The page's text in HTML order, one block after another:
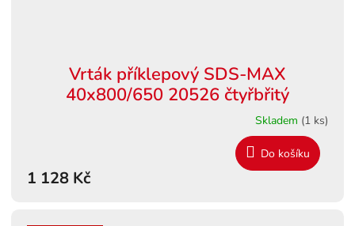
Vrták příklepový SDS-MAX
40x800/650 20526 čtyřbřitý
Skladem (1 ks)
1 128 Kč
Do košíku